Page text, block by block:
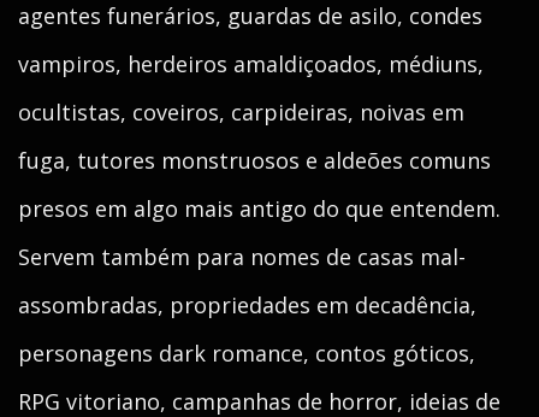
agentes funerários, guardas de asilo, condes
vampiros, herdeiros amaldiçoados, médiuns,
ocultistas, coveiros, carpideiras, noivas em
fuga, tutores monstruosos e aldeões comuns
presos em algo mais antigo do que entendem.
Servem também para nomes de casas mal-
assombradas, propriedades em decadência,
personagens dark romance, contos góticos,
RPG vitoriano, campanhas de horror, ideias de